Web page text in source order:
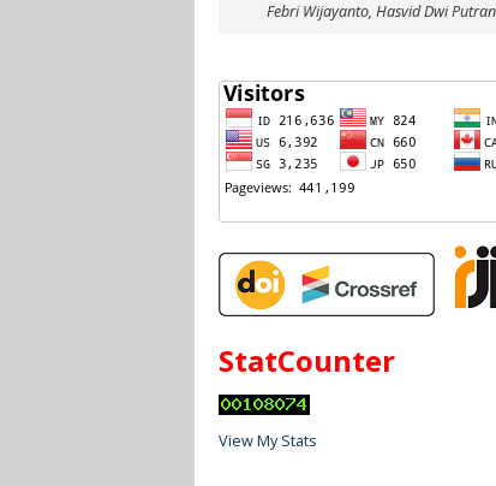
Febri Wijayanto, Hasvid Dwi
StatCounter
View My Stats